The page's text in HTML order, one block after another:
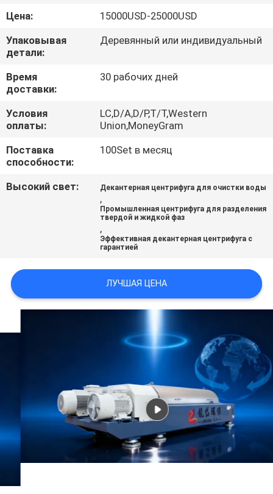
КОНТРОЛЬ
КАЧЕСТВА
НОВОСТИ
СЛУЧАИ
ЗАПРОСИТЕ
ЦИТАТУ
КОНФИДЕНЦИАЛЬНОСТИ
Цена:
15000USD-25000USD
Упаковывая
детали:
Деревянный или индивидуальный
Время
доставки:
30 рабочих дней
Условия
оплаты:
LC,D/A,D/P,T/T,Western
Union,MoneyGram
Поставка
способности:
100Set в месяц
Высокий свет: Декантерная центрифуга для очистки воды
,
Промышленная центрифуга для разделения
твердой и жидкой фаз
,
Эффективная декантерная центрифуга с
гарантией
ЛУЧШАЯ ЦЕНА